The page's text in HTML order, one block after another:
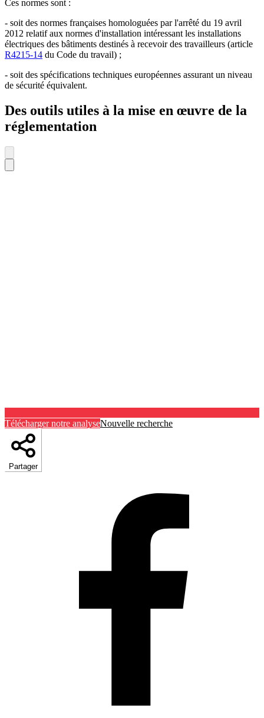
Ces normes sont :
- soit des normes françaises homologuées par l'arrêté du 19 avril
2012 relatif aux normes d'installation intéressant les installations
électriques des bâtiments destinés à recevoir des travailleurs (article
R4215-14 du Code du travail) ;
- soit des spécifications techniques européennes assurant un niveau
de sécurité équivalent.
Des outils utiles à la mise en œuvre de la
réglementation
Télécharger notre analyseNouvelle recherche
Partager